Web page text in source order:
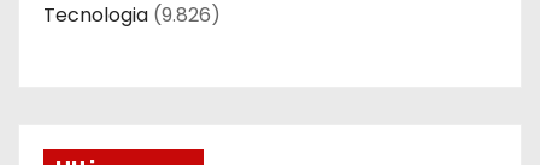
Tecnologia (9.826)